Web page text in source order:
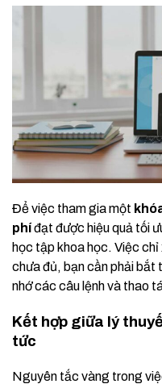
Để việc tham gia một
phíđạt được hiệu quả tối
học tập khoa học. Việc
chưa đủ, bạn cần phải bắt
nhớ các câu lệnh và thao
Kết hợp giữa lý
tức
Nguyên tắc vàng trong